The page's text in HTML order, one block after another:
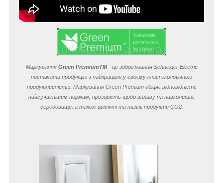
Маркування Green PremiumTM- це зобов’язання Schneider Electric
постачати продукцію з найкращою у своєму класі екологічною
продуктивністю. Маркування Green Premium обіцяє відповідність
найсучаснішим нормам, прозорість щодо впливу на навколишнє
середовище, а також циклічні та низькі продукти CO2.